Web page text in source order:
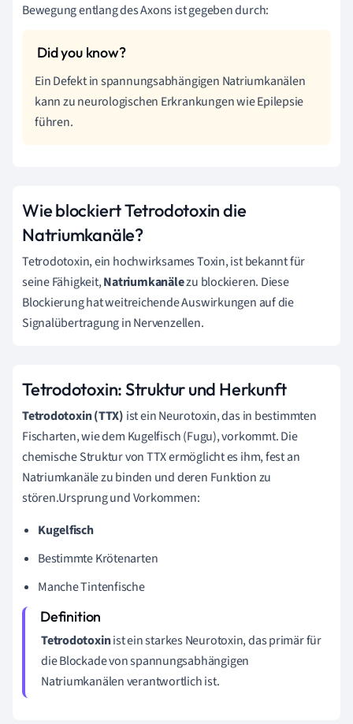
Bewegung entlang des Axons ist gegeben durch:
Ein Defekt in spannungsabhängigen Natriumkanälen
kann zu neurologischen Erkrankungen wie Epilepsie
führen.
Wie blockiert Tetrodotoxin die
Natriumkanäle?
Tetrodotoxin, ein hochwirksames Toxin, ist bekannt für
seine Fähigkeit,Natriumkanälezu blockieren. Diese
Blockierung hat weitreichende Auswirkungen auf die
Signalübertragung in Nervenzellen.
Tetrodotoxin: Struktur und Herkunft
Tetrodotoxin (TTX) ist ein Neurotoxin, das in bestimmten
Fischarten, wie dem Kugelfisch (Fugu), vorkommt. Die
chemische Struktur von TTX ermöglicht es ihm, fest an
Natriumkanäle zu binden und deren Funktion zu
stören.Ursprung und Vorkommen:
Kugelfisch
Bestimmte Krötenarten
Manche Tintenfische
Tetrodotoxinist ein starkes Neurotoxin, das primär für
die Blockade von spannungsabhängigen
Natriumkanälen verantwortlich ist.